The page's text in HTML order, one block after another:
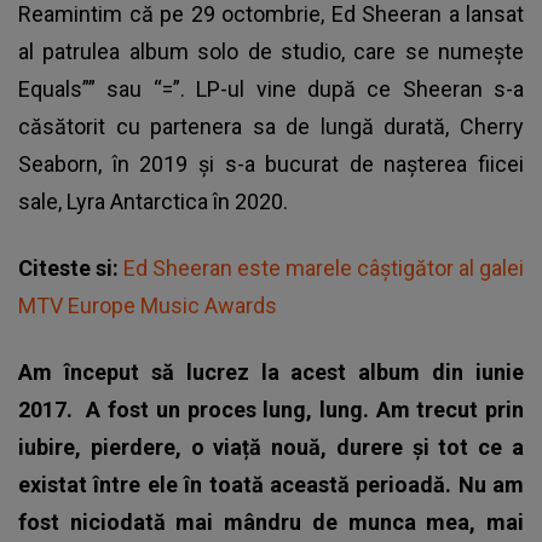
Reamintim că pe 29 octombrie, Ed Sheeran a lansat
al patrulea album solo de studio, care se numește
Equals”” sau “=”. LP-ul vine după ce Sheeran s-a
căsătorit cu partenera sa de lungă durată, Cherry
Seaborn, în 2019 și s-a bucurat de nașterea fiicei
sale, Lyra Antarctica în 2020.
Citeste si: Ed Sheeran este marele câștigător al galei
MTV Europe Music Awards
Am început să lucrez la acest album din iunie
2017.A fost un proces lung, lung. Am trecut prin
iubire, pierdere, o viață nouă, durere și tot ce a
existat între ele în toată această perioadă. Nu am
fost niciodată mai mândru de munca mea, mai